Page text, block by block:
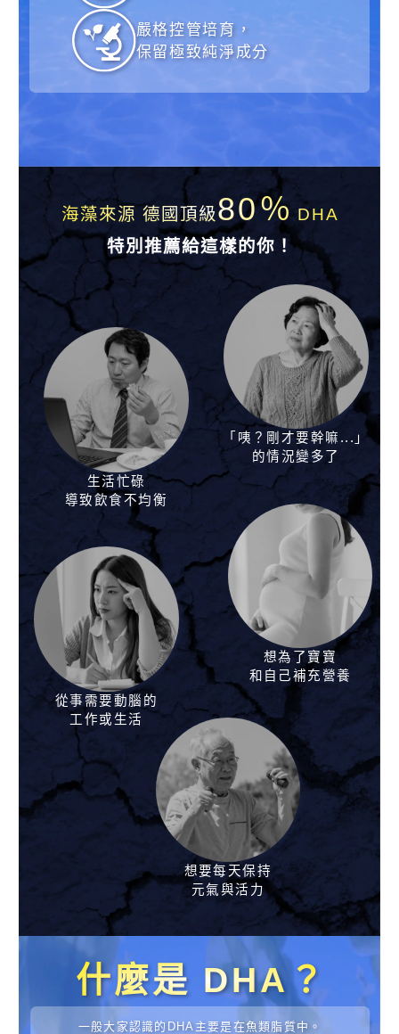
嚴格控管培育，
保留極致純淨成分
海藻來源 德國頂級80％DHA
特別推薦給這樣的你！
「咦？剛才要幹嘛...」
的情況變多了
生活忙碌
導致飲食不均衡
想為了寶寶
和自己補充營養
從事需要動腦的
工作或生活
想要每天保持
元氣與活力
什麼是 DHA？
一般大家認識的DHA主要是在魚類脂質中。